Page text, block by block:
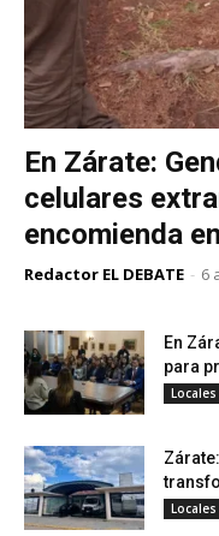
En Zárate:
celulares
encomienda
Redactor EL DEBATE - 6
En
para
Locales
Locales